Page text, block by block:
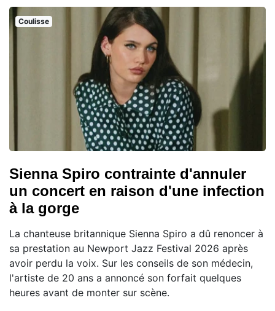
Coulisse
Sienna Spiro contrainte d'annuler
un concert en raison d'une infection
à la gorge
La chanteuse britannique Sienna Spiro a dû renoncer à
sa prestation au Newport Jazz Festival 2026 après
avoir perdu la voix. Sur les conseils de son médecin,
l'artiste de 20 ans a annoncé son forfait quelques
heures avant de monter sur scène.